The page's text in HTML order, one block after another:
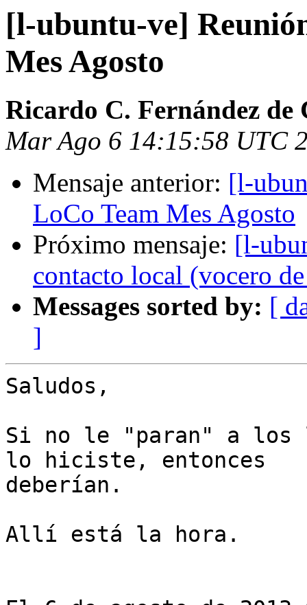
[l-ubuntu-ve]
Mes Agosto
Ricardo C. Fernández de
Mar Ago 6 14:15:58 UTC
Mensaje anterior: [l-
LoCo Team Mes Agosto
Próximo mensaje: [l-
contacto local (vocero
Messages sorted by: [
]
Saludos,
Si no le "paran" a los
lo hiciste, entonces
deberían.
Allí está la hora.